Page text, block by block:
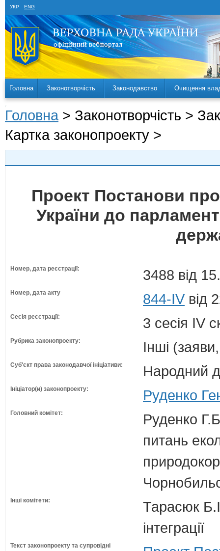
УКР ENG
Головна Законотворчість Законодавство Очищення
Головна > Законотворчість >
Картка законопроекту >
Проект Постанови
України до
Номер, дата реєстрації: 3488 від
Номер, дата акту 844-IV від
Сесія реєстрації: 3 сесія IV
Рубрика законопроекту: Інші
Суб'єкт права законодавчої ініціативи: Народний
Ініціатор(и) законопроекту: Руденко
Головний комітет:
Руденко
питань
Інші комітети:
Тарасюк
інтеграції
Текст законопроекту та супровідні